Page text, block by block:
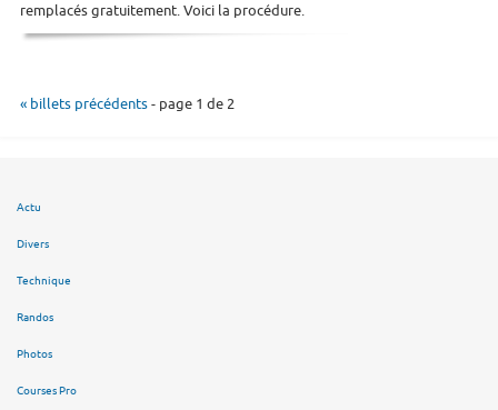
remplacés gratuitement. Voici la procédure.
« billets précédents- page 1 de 2
Actu
Divers
Technique
Randos
Photos
Courses Pro